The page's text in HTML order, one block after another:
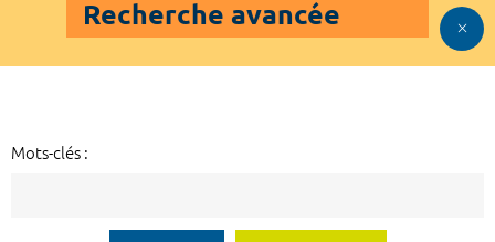
Recherche avancée
Mots-clés :